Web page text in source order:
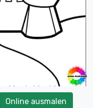
Online ausmalen